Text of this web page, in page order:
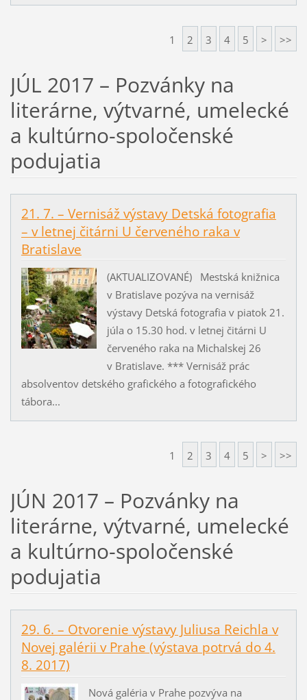
1 2 3 4 5 > >>
JÚL 2017 – Pozvánky na
literárne, výtvarné, umelecké
a kultúrno-spoločenské
podujatia
21. 7. – Vernisáž výstavy Detská fotografia
– v letnej čitárni U červeného raka v
Bratislave
(AKTUALIZOVANÉ) Mestská knižnica
v Bratislave pozýva na vernisáž
výstavy Detská fotografia v piatok 21.
júla o 15.30 hod. v letnej čitárni U
červeného raka na Michalskej 26
v Bratislave. *** Vernisáž prác
absolventov detského grafického a fotografického
tábora...
1 2 3 4 5 > >>
JÚN 2017 – Pozvánky na
literárne, výtvarné, umelecké
a kultúrno-spoločenské
podujatia
29. 6. – Otvorenie výstavy Juliusa Reichla v
Novej galérii v Prahe (výstava potrvá do 4.
8. 2017)
Nová galéria v Prahe pozvýva na